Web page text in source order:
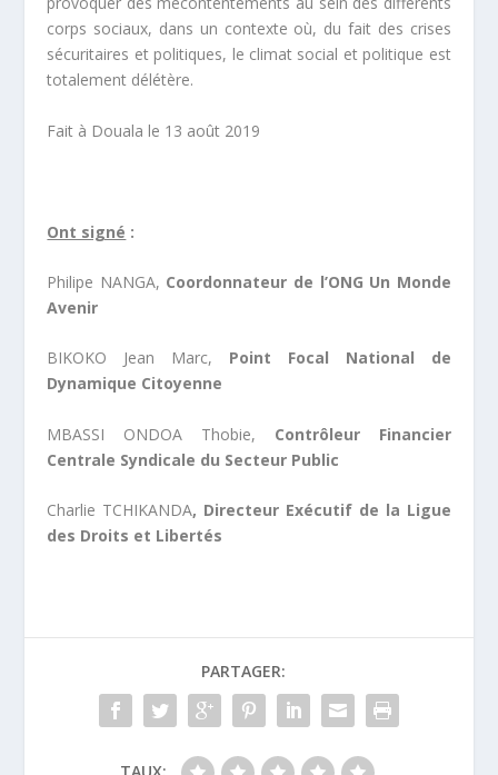
corps sociaux, dans un contexte où, du fait des crises
sécuritaires et politiques, le climat social et politique est
totalement délétère.
Fait à Douala le 13 août 2019
Ont signé :
Philipe NANGA, Coordonnateur de l’ONG Un Monde
Avenir
BIKOKO Jean Marc, Point Focal National de
Dynamique Citoyenne
MBASSI ONDOA Thobie, Contrôleur Financier
Centrale Syndicale du Secteur Public
Charlie TCHIKANDA, Directeur Exécutif de la Ligue
des Droits et Libertés
PARTAGER: